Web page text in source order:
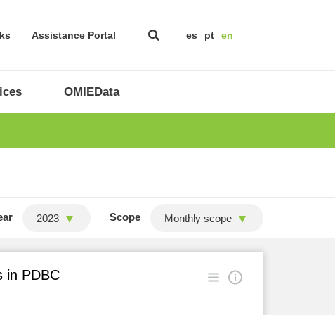
Assistance Portal es pt en
OMIEData
2023 Scope Monthly scope
in PDBC